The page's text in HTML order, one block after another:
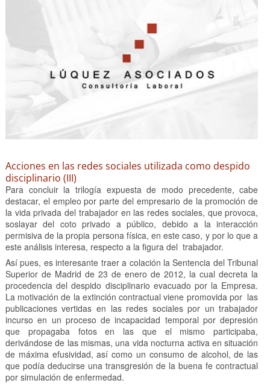
Acciones en las redes sociales utilizada como despido
disciplinario (III)
Para concluir la trilogía expuesta de modo precedente, cabe
destacar, el empleo por parte del empresario de la promoción de
la vida privada del trabajador en las redes sociales, que provoca,
soslayar del coto privado a público, debido a la interacción
permisiva de la propia persona física, en este caso, y por lo que a
este análisis interesa, respecto a la figura del trabajador.
Así pues, es interesante traer a colación la Sentencia del Tribunal
Superior de Madrid de 23 de enero de 2012, la cual decreta la
procedencia del despido disciplinario evacuado por la Empresa.
La motivación de la extinción contractual viene promovida por las
publicaciones vertidas en las redes sociales por un trabajador
incurso en un proceso de incapacidad temporal por depresión
que propagaba fotos en las que el mismo participaba,
derivándose de las mismas, una vida nocturna activa en situación
de máxima efusividad, así como un consumo de alcohol, de las
que podía deducirse una transgresión de la buena fe contractual
por simulación de enfermedad.